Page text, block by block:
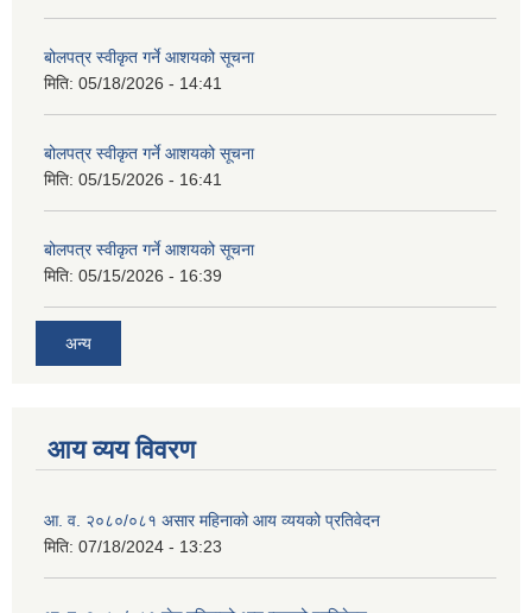
बोलपत्र स्वीकृत गर्ने आशयको सूचना
मिति: 05/18/2026 - 14:41
बोलपत्र स्वीकृत गर्ने आशयको सूचना
मिति: 05/15/2026 - 16:41
बोलपत्र स्वीकृत गर्ने आशयको सूचना
मिति: 05/15/2026 - 16:39
अन्य
आय व्यय विवरण
आ. व. २०८०/०८१ असार महिनाको आय व्ययको प्रतिवेदन
मिति: 07/18/2024 - 13:23